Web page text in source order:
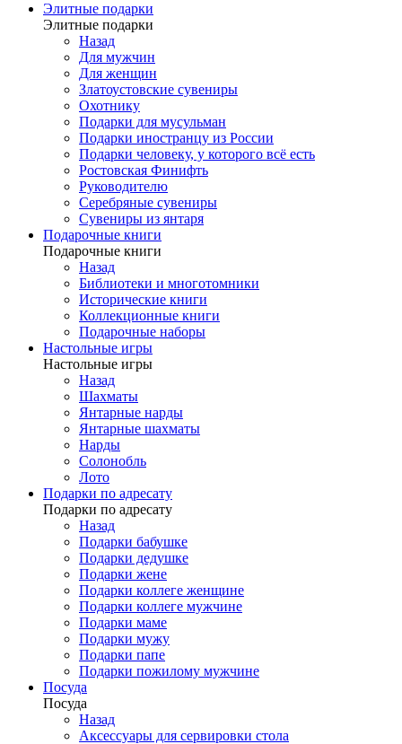
Элитные подарки
Элитные подарки
Назад
Для мужчин
Для женщин
Златоустовские сувениры
Охотнику
Подарки для мусульман
Подарки иностранцу из России
Подарки человеку, у которого всё есть
Ростовская Финифть
Руководителю
Серебряные сувениры
Сувениры из янтаря
Подарочные книги
Подарочные книги
Назад
Библиотеки и многотомники
Исторические книги
Коллекционные книги
Подарочные наборы
Настольные игры
Настольные игры
Назад
Шахматы
Янтарные нарды
Янтарные шахматы
Нарды
Солонобль
Лото
Подарки по адресату
Подарки по адресату
Назад
Подарки бабушке
Подарки дедушке
Подарки жене
Подарки коллеге женщине
Подарки коллеге мужчине
Подарки маме
Подарки мужу
Подарки папе
Подарки пожилому мужчине
Посуда
Посуда
Назад
Аксессуары для сервировки стола